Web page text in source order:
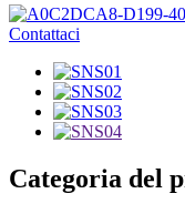
Contattaci
Categoria del